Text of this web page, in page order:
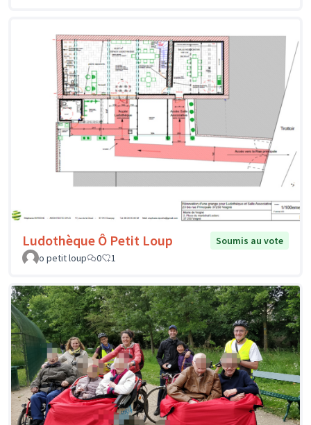
Ludothèque Ô Petit Loup
Soumis au vote
o petit loup
0 1